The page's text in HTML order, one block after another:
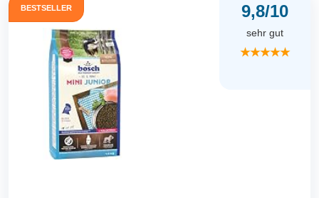
BESTSELLER 9,8/10
sehr gut
★★★★★